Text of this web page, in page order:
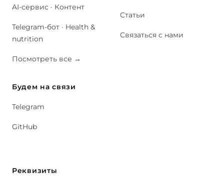
AI-сервис · Контент
Telegram-бот · Health &
nutrition
Посмотреть все →
Статьи
Связаться с нами
Будем на связи
Telegram
GitHub
Реквизиты